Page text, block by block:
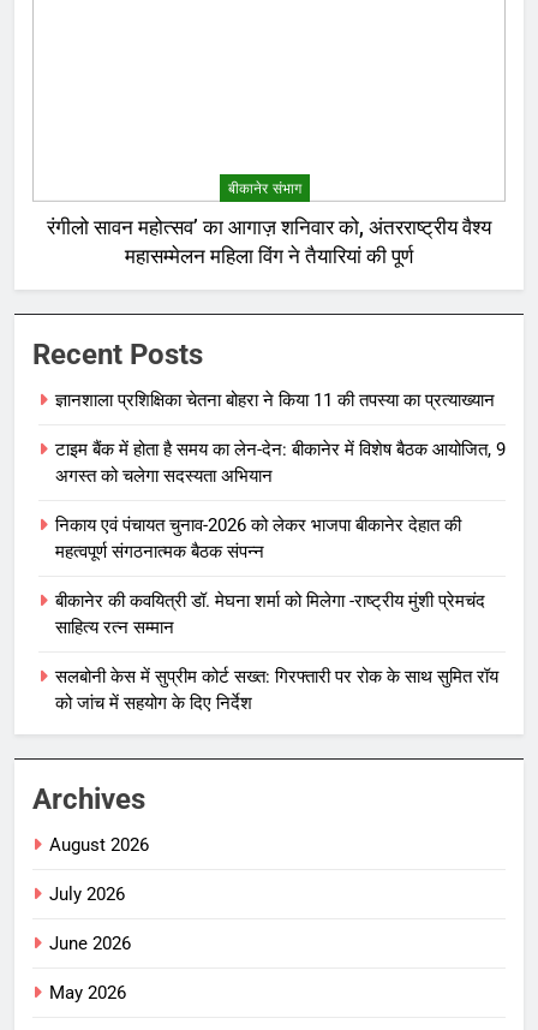
बीकानेर संभाग
रंगीलो सावन महोत्सव’ का आगाज़ शनिवार को, अंतरराष्ट्रीय वैश्य
महासम्मेलन महिला विंग ने तैयारियां की पूर्ण
Recent Posts
ज्ञानशाला प्रशिक्षिका चेतना बोहरा ने किया 11 की तपस्या का प्रत्याख्यान
टाइम बैंक में होता है समय का लेन-देन: बीकानेर में विशेष बैठक आयोजित, 9
अगस्त को चलेगा सदस्यता अभियान
निकाय एवं पंचायत चुनाव-2026 को लेकर भाजपा बीकानेर देहात की
महत्वपूर्ण संगठनात्मक बैठक संपन्न
बीकानेर की कवयित्री डॉ. मेघना शर्मा को मिलेगा -राष्ट्रीय मुंशी प्रेमचंद
साहित्य रत्न सम्मान
सलबोनी केस में सुप्रीम कोर्ट सख्त: गिरफ्तारी पर रोक के साथ सुमित रॉय
को जांच में सहयोग के दिए निर्देश
Archives
August 2026
July 2026
June 2026
May 2026